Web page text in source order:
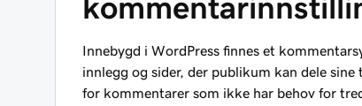
Innebygd i WordPress finnes et
innlegg og sider, der publikum kan dele
for kommentarer som ikke har behov for